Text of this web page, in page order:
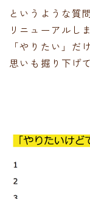
というような質
リニューアルし
「やりたい」だ
思いも掘り下げ